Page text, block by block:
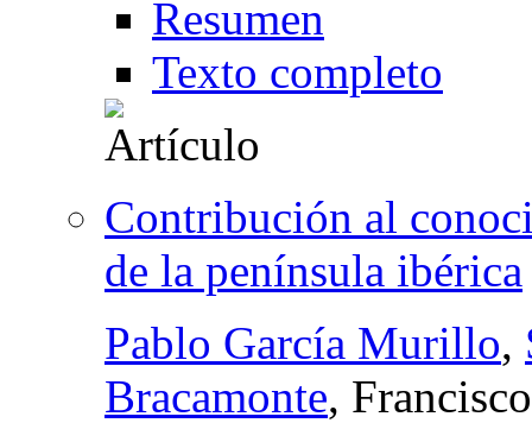
Resumen
Texto completo
Contribución al
de la península ibérica
Pablo García Murillo,
Bracamonte,